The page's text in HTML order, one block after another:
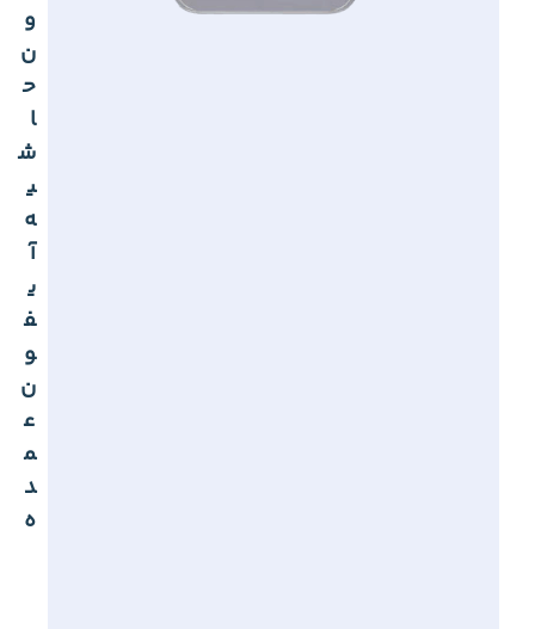
و
ن
ح
ا
ش
ی
ه
آ
ی
ف
و
ن
ع
م
د
ه